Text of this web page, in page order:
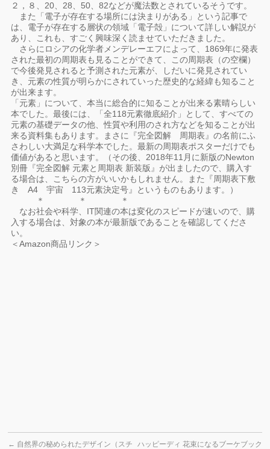
２，８、20、28、50、82などが魔法数とされているそうです。
また「電子が存在する場所には決まりがある」という記事で
は、電子が存在する層状の領域「電子殻」について詳しい解説が
あり、これも、すごく興味深く読ませていただきました。
さらにロシアの化学者メンデレーエフによって、1869年に発表
された最初の周期表も見ることができて、この周期表（の空欄）
で今後発見されると予測された元素が、しだいに発見されてい
き、元素の性質が明らかにされていった歴史的な経緯も知ること
が出来ます。
「元素」について、本当に総合的に知ることが出来る素晴らしい
本でした。最後には、「全118元素徹底紹介」として、すべての
元素の基礎データの他、性質や利用のされ方などを知ることが出
来る資料集もあります。まさに『完全図解 周期表』の名前にふ
さわしい大満足な科学本でした。最新の周期表ポスターだけでも
価値があると思います。（その後、2018年11月に新版のNewton
別冊『完全図解 元素と周期表 新装版』が出ましたので、購入す
る場合は、こちらの方がいいかもしれません。また『周期表下敷
き A4 宇宙 113元素決定号』というものもあります。）
＊ ＊ ＊
なお社会や科学、IT関連の本は変化のスピードが速いので、購
入する場合は、対象の本が最新版であることを確認してくださ
い。
＜Amazon商品リンク＞
← 自然界の秘められたデザイン（スチ
ハッピーディ 花束になるブーケブック